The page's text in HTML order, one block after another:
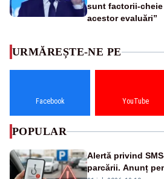
sunt factorii-cheie
acestor evaluări”
URMĂREȘTE-NE PE
Facebook YouTube
POPULAR
Alertă privind
parcării. Anunț